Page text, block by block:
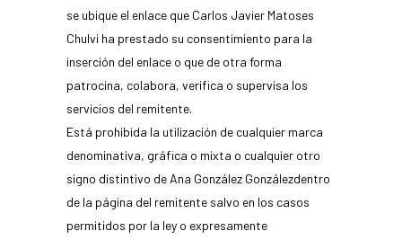
se ubique el enlace que Carlos Javier Matoses
Chulvi ha prestado su consentimiento para la
inserción del enlace o que de otra forma
patrocina, colabora, verifica o supervisa los
servicios del remitente.
Está prohibida la utilización de cualquier marca
denominativa, gráfica o mixta o cualquier otro
signo distintivo de Ana González Gonzálezdentro
de la página del remitente salvo en los casos
permitidos por la ley o expresamente